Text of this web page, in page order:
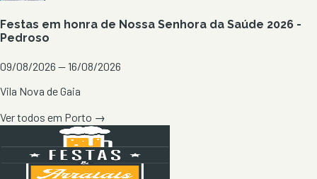
Festas em honra de Nossa Senhora da Saúde 2026 -
Pedroso
09/08/2026 — 16/08/2026
Vila Nova de Gaia
Ver todos em Porto →